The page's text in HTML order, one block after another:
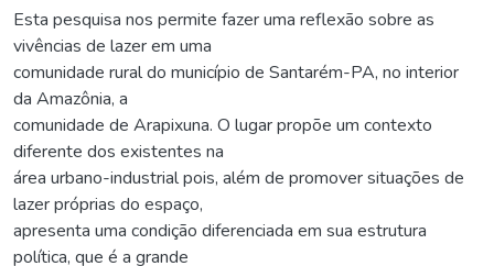
Esta pesquisa nos permite fazer uma reflexão sobre as
vivências de lazer em uma
comunidade rural do município de Santarém-PA, no interior
da Amazônia, a
comunidade de Arapixuna. O lugar propõe um contexto
diferente dos existentes na
área urbano-industrial pois, além de promover situações de
lazer próprias do espaço,
apresenta uma condição diferenciada em sua estrutura
política, que é a grande